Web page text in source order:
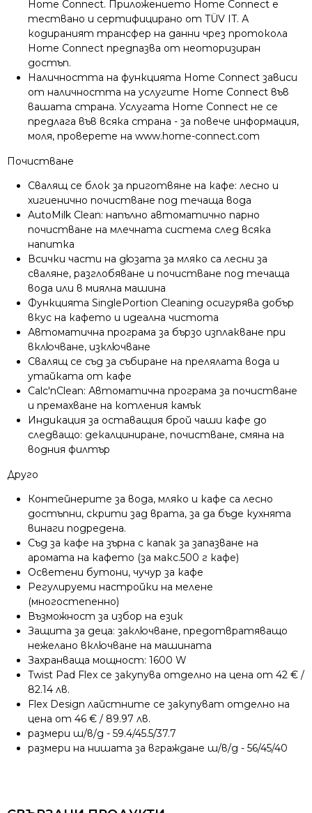
Home Connect. Приложението Home Connect е
тествано и сертифицирано от TÜV IT. А
кодираният трансфер на данни чрез протокола
Home Connect предпазва от неоторизиран
достъп.
Наличността на функцията Home Connect зависи
от наличността на услугите Home Connect във
вашата страна. Услугата Home Connect не се
предлага във всяка страна - за повече информация,
моля, проверете на www.home-connect.com
Почистване
Свалящ се блок за приготвяне на кафе: лесно и
хигиенично почистване под течаща вода
AutoMilk Clean: напълно автоматично парно
почистване на млечната система след всяка
напитка
Всички части на дюзата за мляко са лесни за
сваляне, разглобяване и почистване под течаща
вода или в миялна машина
Функцията SinglePortion Cleaning осигурява добър
вкус на кафето и идеална чистота
Автоматична програма за бързо изплакване при
включване, изключване
Свалящ се съд за събиране на прелялата вода и
утайката от кафе
Calc'nClean: Автоматична програма за почистване
и премахване на котления камък
Индикация за оставащия брой чаши кафе до
следващо: декалциниране, почистване, смяна на
водния филтър
Друго
Контейнерите за вода, мляко и кафе са лесно
достъпни, скрити зад врата, за да бъде кухнята
винаги подредена.
Съд за кафе на зърна с капак за запазване на
аромата на кафето (за макс.500 г кафе)
Осветени бутони, чучур за кафе
Регулируеми настройки на мелене
(многостепенно)
Възможност за избор на език
Защита за деца: заключване, предотвратяващо
нежелано включване на машината
Захранваща мощност: 1600 W
Twist Pad Flex се закупува отделно на цена от 42 € /
82.14 лв.
Flex Design лайстните се закупуват отделно на
цена от 46 € / 89.97 лв.
размери ш/в/д - 59.4/45.5/37.7
размери на нишата за вграждане ш/в/д - 56/45/40